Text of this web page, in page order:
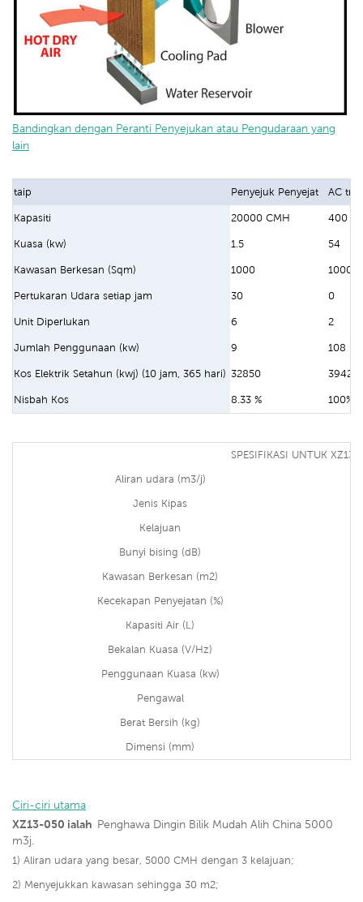
Bandingkan dengan Peranti Penyejukan atau Pengudaraan yang
lain
taip Penyejuk Penyejat AC
Kapasiti 20000 CMH 400
Kuasa (kw) 1.5 54
Kawasan Berkesan (Sqm) 1000 1000
Pertukaran Udara setiap jam 30 0
Unit Diperlukan 6 2
Jumlah Penggunaan (kw) 9 108
Kos Elektrik Setahun (kwj) (10 jam, 365 hari) 32850
Nisbah Kos 8.33 % 100%
SPESIFIKASI UNTUK XZ13-
Aliran udara (m3/j)
Jenis Kipas
Kelajuan
Bunyi bising (dB)
Kawasan Berkesan (m2)
Kecekapan Penyejatan (%)
Kapasiti Air (L)
Bekalan Kuasa (V/Hz)
Penggunaan Kuasa (kw)
Pengawal
Berat Bersih (kg)
Dimensi (mm)
Ciri-ciri utama
XZ13-050 ialah Penghawa Dingin Bilik Mudah Alih China 5000
m3j.
1) Aliran udara yang besar, 5000 CMH dengan 3 kelajuan;
2) Menyejukkan kawasan sehingga 30 m2;